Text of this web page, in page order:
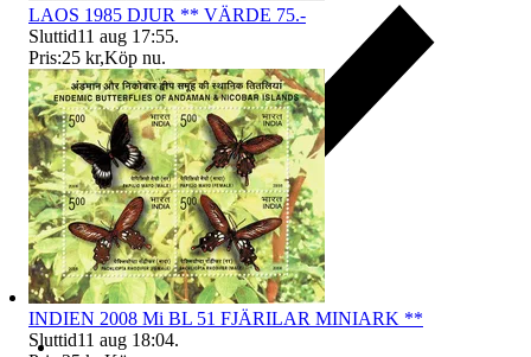
LAOS 1985 DJUR ** VÄRDE 75.-
Sluttid11 aug 17:55.
Pris:25 kr,Köp nu.
INDIEN 2008 Mi BL 51 FJÄRILAR MINIARK **
Sluttid11 aug 18:04.